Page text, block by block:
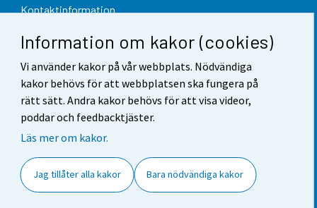
Information om kakor (cookies)
Vi använder kakor på vår webbplats. Nödvändiga
kakor behövs för att webbplatsen ska fungera på
rätt sätt. Andra kakor behövs för att visa videor,
poddar och feedbacktjäster.
Läs mer om kakor.
Jag tillåter alla kakor Bara nödvändiga kakor
Kontaktinformation
Respons
Användarvillkor
Dataskydd
Tillgänglighet
Cookie-inställningar